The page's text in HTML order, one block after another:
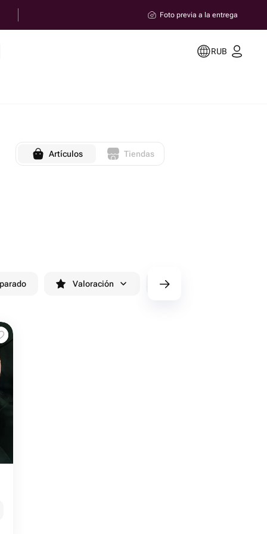
Foto previa a la entrega
RUB
Artículos Tiendas
Valoración cv/filters/name_fast_delivery